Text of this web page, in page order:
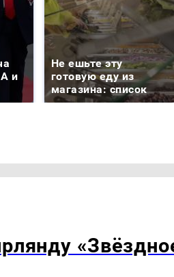
и
Не ешьте эту
готовую еду из
магазина: список